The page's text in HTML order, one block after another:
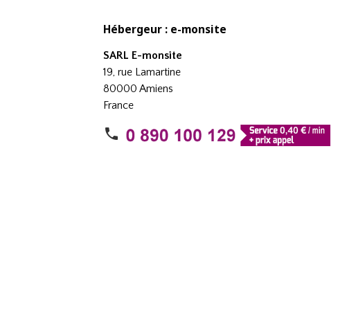
Hébergeur : e-monsite
SARL E-monsite
19, rue Lamartine
80000 Amiens
France